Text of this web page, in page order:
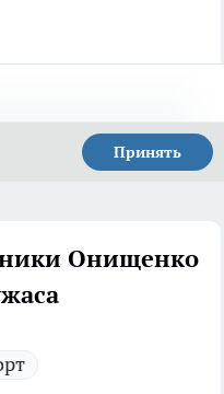
Принять
Онищенко